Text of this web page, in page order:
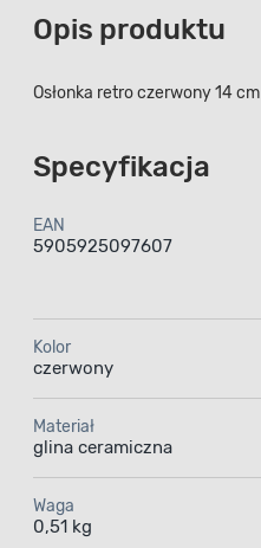
Opis produktu
Osłonka retro czerwony 14 cm
Specyfikacja
EAN
5905925097607
Kolor
czerwony
Materiał
glina ceramiczna
Waga
0,51 kg